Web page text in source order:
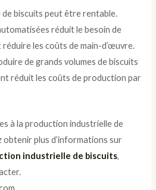
biscuits peut être rentable.
réduit le besoin de
réduire les coûts de main-d’œuvre.
de grands volumes de biscuits
réduit les coûts de production par
à la production industrielle de
obtenir plus d’informations sur
industrielle de biscuits,